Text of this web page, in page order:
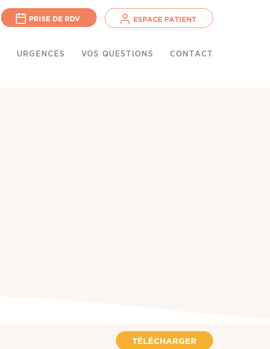
PRISE DE RDV ESPACE PATIENT
URGENCES VOS QUESTIONS CONTACT
TÉLÉCHARGER